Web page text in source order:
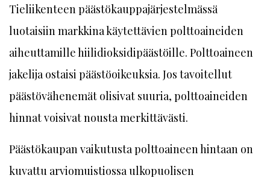
Tieliikenteen päästökauppajärjestelmässä
luotaisiin markkina käytettävien polttoaineiden
aiheuttamille hiilidioksidipäästöille. Polttoaineen
jakelija ostaisi päästöoikeuksia. Jos tavoitellut
päästövähenemät olisivat suuria, polttoaineiden
hinnat voisivat nousta merkittävästi.
Päästökaupan vaikutusta polttoaineen hintaan on
kuvattu arviomuistiossa ulkopuolisen